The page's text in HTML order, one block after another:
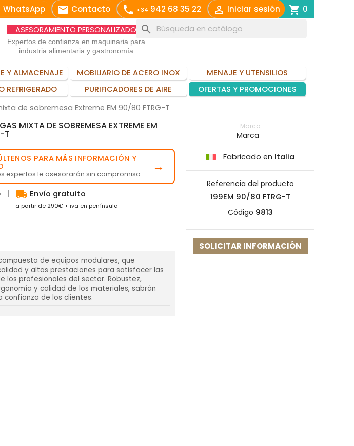
WhatsApp email Contacto call +34 942 68 35 22  Iniciar sesión shopping_cart 0
ASESORAMIENTO PERSONALIZADO
Expertos de confianza en maquinaria para
industria alimentaria y gastronomía
search
Y ALMACENAJE MOBILIARIO DE ACERO INOX
MENAJE Y UTENSILIOS
REFRIGERADO PURIFICADORES DE AIRE OFERTAS Y PROMOCIONES
de sobremesa Extreme EM 90/80 FTRG-T
MIXTA DE SOBREMESA EXTREME EM
T
PARA MÁS INFORMACIÓN Y
expertos le asesorarán sin compromiso →
local_shipping Envío gratuito
a partir de 290€ + iva en península
de equipos modulares, que
y altas prestaciones para satisfacer las
los profesionales del sector. Robustez,
y calidad de los materiales, sabrán
confianza de los clientes.
Marca
Marca
Fabricado en Italia
Referencia del producto
199EM 90/80 FTRG-T
Código 9813
SOLICITAR INFORMACIÓN